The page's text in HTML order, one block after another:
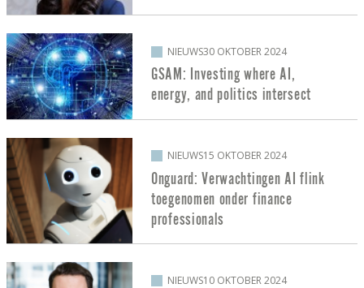
NIEUWS30 OKTOBER 2024
GSAM: Investing where AI,
energy, and politics intersect
NIEUWS15 OKTOBER 2024
Onguard: Verwachtingen AI flink
toegenomen onder finance
professionals
NIEUWS10 OKTOBER 2024